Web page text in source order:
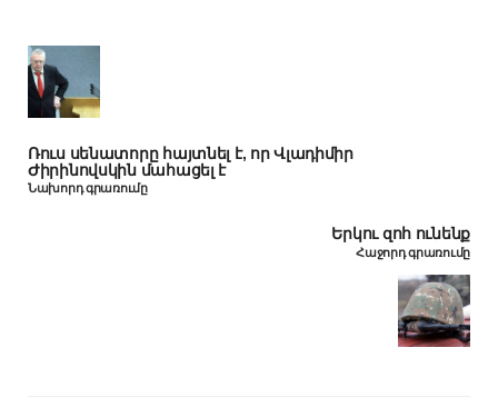
Ռուս սենատորը հայտնել է, որ Վլադիմիր
Ժիրինովսկին մահացել է
Նախորդ գրառումը
Երկու զոհ ունենք
Հաջորդ գրառումը